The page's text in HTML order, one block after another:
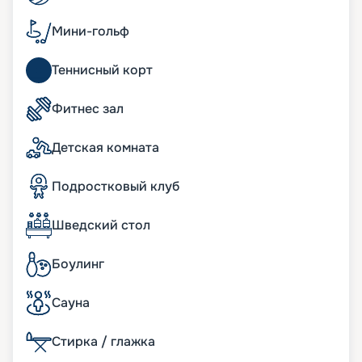
где в вашем распоряжении окажется не только
внушительное пространство на нескольких
уровнях, но также собственная приватная зона
отдыха с джакузи и масса дополнительных
преимуществ.
Развлечения на лайнере
предлагает широкий спектр развлечений на
любой вкус. Здесь имеются зоны отдыха только
для взрослых, где туристы смогут насладиться
спокойным размеренным отдыхом. В
караоке, казино.
Восемь отдельных зон дополняют Центральный
парк и «Королевский променад», где гости могут
прогуляться в окружении экзотических живых
самобытных ресторанчиков с уникальной
Мини-гольф
Теннисный корт
Фитнес зал
Детская комната
Подростковый клуб
Шведский стол
Боулинг
Сауна
Стирка / глажка